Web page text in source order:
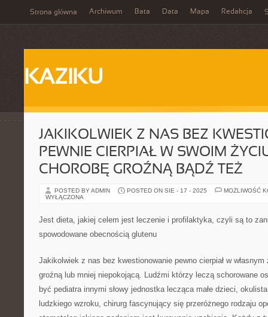
Strona główna Archiwum Bata Data Mapa Redakcja
KAZIKU
JAKIKOLWIEK Z NAS BEZ
PEWNIE CIERPIAŁ W SWOIM
CHOROBĘ GROŹNĄ BĄDŹ TEŻ
POSTED BY ADMIN POSTED ON SIE - 17 - 2025
MOŻLIWOŚĆ
WYŁĄCZONA
Jest dieta, jakiej celem jest leczenie i profilaktyka, czyli są to
spowodowane obecnością glutenu
Jakikolwiek z nas bez kwestionowanie pewno cierpiał w
groźną lub mniej niepokojącą. Ludźmi którzy leczą schorowane
być pediatra innymi słowy jednostka lecząca małe dzieci,
ludzkiego wzroku, chirurg fascynujący się przeróżnego rodzaju